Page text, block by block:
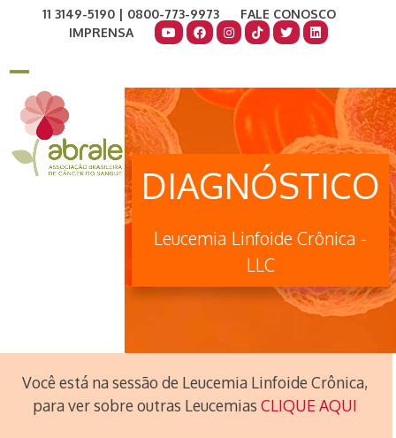
11 3149-5190 | 0800-773-9973
FALE CONOSCO
IMPRENSA
Open
mobile
menu
Close
mobile
menu
DIAGNÓSTICO
Leucemia Linfoide Crônica -
LLC
Você está na sessão de Leucemia Linfoide Crônica,
para ver sobre outras Leucemias CLIQUE AQUI